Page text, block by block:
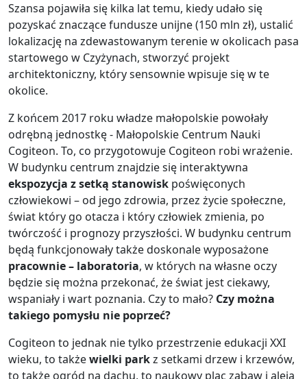
Szansa pojawiła się kilka lat temu, kiedy udało się
pozyskać znaczące fundusze unijne (150 mln zł), ustalić
lokalizację na zdewastowanym terenie w okolicach pasa
startowego w Czyżynach, stworzyć projekt
architektoniczny, który sensownie wpisuje się w te
okolice.
Z końcem 2017 roku władze małopolskie powołały
odrębną jednostkę - Małopolskie Centrum Nauki
Cogiteon. To, co przygotowuje Cogiteon robi wrażenie.
W budynku centrum znajdzie się interaktywna
ekspozycja z setką stanowisk poświęconych
człowiekowi – od jego zdrowia, przez życie społeczne,
świat który go otacza i który człowiek zmienia, po
twórczość i prognozy przyszłości. W budynku centrum
będą funkcjonowały także doskonale wyposażone
pracownie – laboratoria, w których na własne oczy
będzie się można przekonać, że świat jest ciekawy,
wspaniały i wart poznania. Czy to mało? Czy można
takiego pomysłu nie poprzeć?
Cogiteon to jednak nie tylko przestrzenie edukacji XXI
wieku, to takżewielki parkz setkami drzew i krzewów,
to także ogród na dachu, to naukowy plac zabaw i aleja